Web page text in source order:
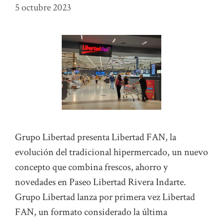
5 octubre 2023
Grupo Libertad presenta Libertad FAN, la
evolución del tradicional hipermercado, un nuevo
concepto que combina frescos, ahorro y
novedades en Paseo Libertad Rivera Indarte.
Grupo Libertad lanza por primera vez Libertad
FAN, un formato considerado la última